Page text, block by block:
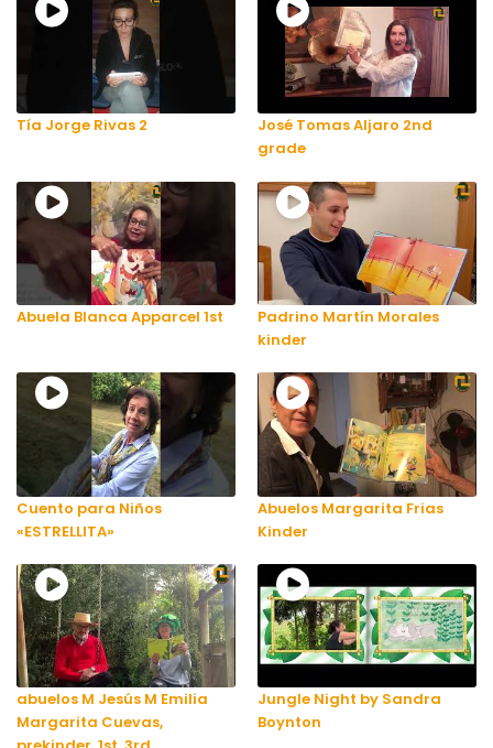
Tía Jorge Rivas 2
José Tomas Aljaro 2nd
grade
Abuela Blanca Apparcel 1st
Padrino Martín Morales
kinder
Cuento para Niños
«ESTRELLITA»
Abuelos Margarita Frias
Kinder
abuelos M Jesús M Emilia
Margarita Cuevas,
Jungle Night by Sandra
Boynton